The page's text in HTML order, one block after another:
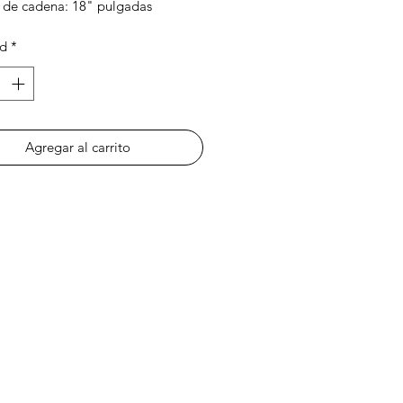
de cadena: 18" pulgadas
leves por ser una artesanía
*
Agregar al carrito